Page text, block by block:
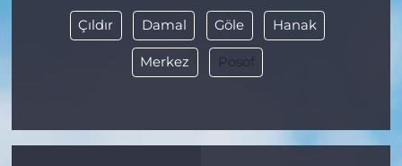
Çıldır Damal Göle Hanak
Merkez Posof